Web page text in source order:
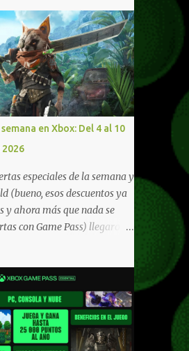
en Xbox: Del 4 al 10
especiales de la semana y
(bueno, esos descuentos ya
y ahora más que nada se
con Game Pass) llegaron a
los juegos que están de
cuentan con soporte para
lo que nos permite
un progreso
Windows PC y Xbox, y